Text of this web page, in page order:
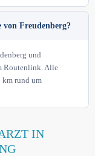
von Freudenberg?
und
Routenlink. Alle
km rund um
IN